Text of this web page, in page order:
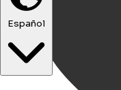
Español